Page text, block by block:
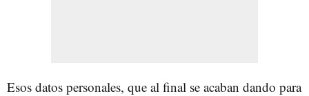
Esos datos personales, que al final se acaban dando para